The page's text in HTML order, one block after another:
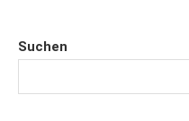
Suchen